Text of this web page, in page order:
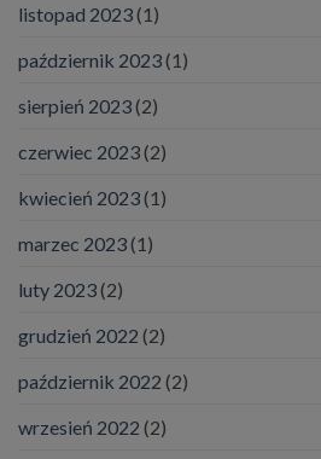
listopad 2023(1)
październik 2023(1)
sierpień 2023(2)
czerwiec 2023(2)
kwiecień 2023(1)
marzec 2023(1)
luty 2023(2)
grudzień 2022 (2)
październik 2022 (2)
wrzesień 2022 (2)